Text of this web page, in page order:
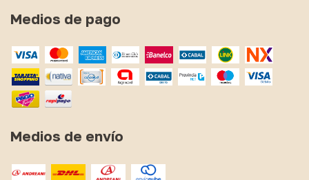
Medios de pago
Medios de envío